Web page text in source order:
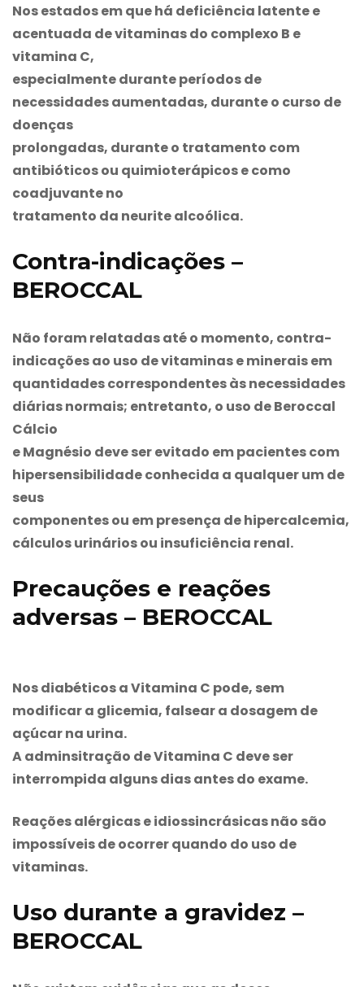
Nos estados em que há deficiência latente e
acentuada de vitaminas do complexo B e
vitamina C,
especialmente durante períodos de
necessidades aumentadas, durante o curso de
doenças
prolongadas, durante o tratamento com
antibióticos ou quimioterápicos e como
coadjuvante no
tratamento da neurite alcoólica.
Contra-indicações –
BEROCCAL
Não foram relatadas até o momento, contra-
indicações ao uso de vitaminas e minerais em
quantidades correspondentes às necessidades
diárias normais; entretanto, o uso deBeroccal
Cálcio
e Magnésio deve ser evitado em pacientes com
hipersensibilidade conhecida a qualquer um de
seus
componentes ou em presença de hipercalcemia,
cálculos urinários ou insuficiência renal.
Precauções e reações
adversas – BEROCCAL
Nos diabéticos a Vitamina C pode, sem
modificar a glicemia, falsear a dosagem de
açúcar na urina.
A adminsitração de Vitamina C deve ser
interrompida alguns dias antes do exame.
Reações alérgicas e idiossincrásicas não são
impossíveis de ocorrer quando do uso de
vitaminas.
Uso durante a gravidez –
BEROCCAL